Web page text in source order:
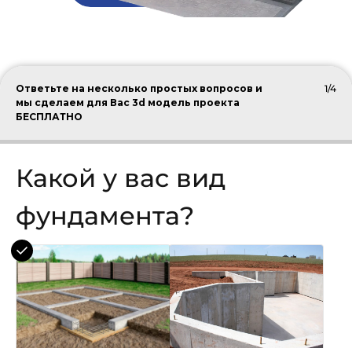
Ответьте на несколько простых вопросов и
мы сделаем для Вас 3d модель проекта
БЕСПЛАТНО
1/4
Какой у вас вид
фундамента?